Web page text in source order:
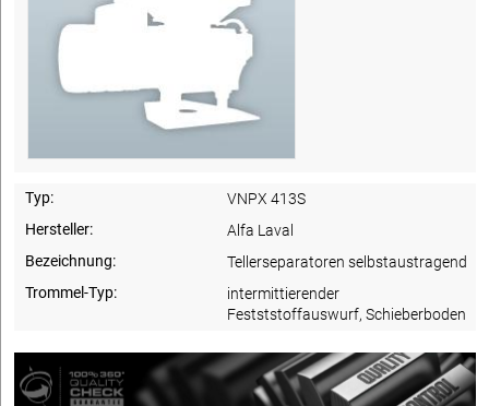
Typ:
VNPX 413S
Hersteller:
Alfa Laval
Bezeichnung:
Tellerseparatoren selbstaustragend
Trommel-Typ:
intermittierender
Festststoffauswurf, Schieberboden